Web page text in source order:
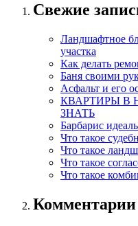
Свежие
Ландшафтное
участка
Как делать
Баня своими
Асфальт и его
КВАРТИРЫ В
ЗНАТЬ
Барбарис
Что такое
Что такое
Что такое
Что такое
Комментарии